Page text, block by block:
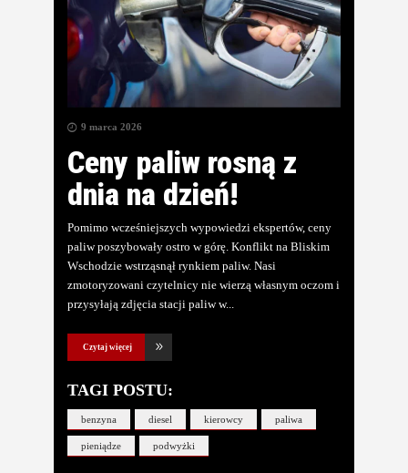
9 marca 2026
Ceny paliw rosną z
dnia na dzień!
Pomimo wcześniejszych wypowiedzi ekspertów, ceny
paliw poszybowały ostro w górę. Konflikt na Bliskim
Wschodzie wstrząsnął rynkiem paliw. Nasi
zmotoryzowani czytelnicy nie wierzą własnym oczom i
przysyłają zdjęcia stacji paliw w
Czytaj więcej
TAGI POSTU:
benzyna diesel kierowcy paliwa
pieniądze podwyżki